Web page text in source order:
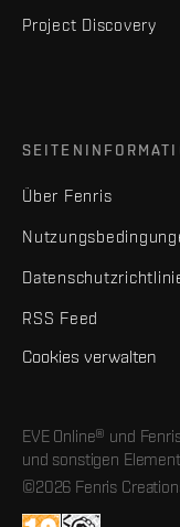
Project Discovery
Über Fenris
RSS Feed
Cookies verwalten
EVE Online® und
und sonstigen
©2026 Fenris